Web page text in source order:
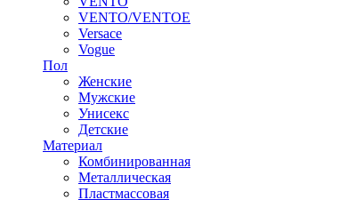
VENTO/VENTOE
Versace
Vogue
Пол
Женские
Мужские
Унисекс
Детские
Материал
Комбинированная
Металлическая
Пластмассовая